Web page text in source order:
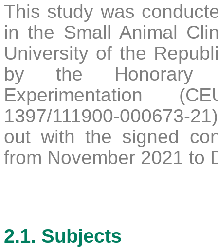
This study was
in the Small Animal
University of the
by the Honorary
Experimentation
1397/111900-000673-
out with the signed
from November 2021 to
2.1. Subjects